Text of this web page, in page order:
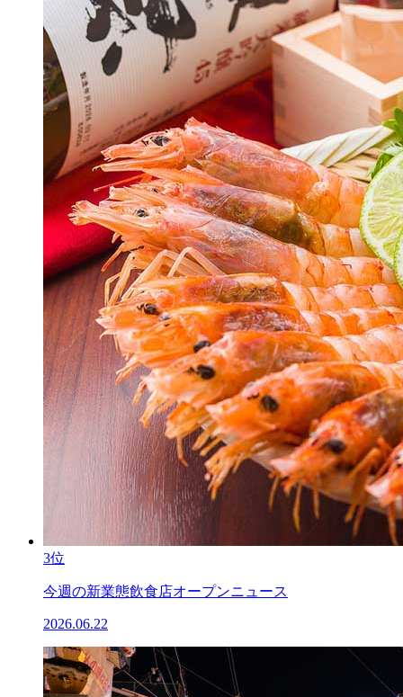
3位
今週の新業態飲食店オープンニュース
2026.06.22